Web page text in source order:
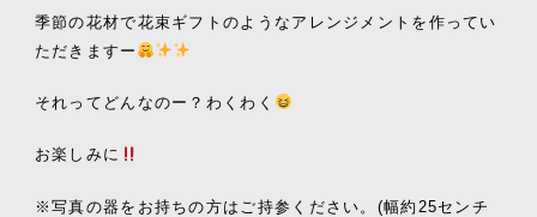
季節の花材で花束ギフトのようなアレンジメントを作ってい
ただきますー
それってどんなのー？わくわく
お楽しみに
※写真の器をお持ちの方はご持参ください。(幅約25センチ